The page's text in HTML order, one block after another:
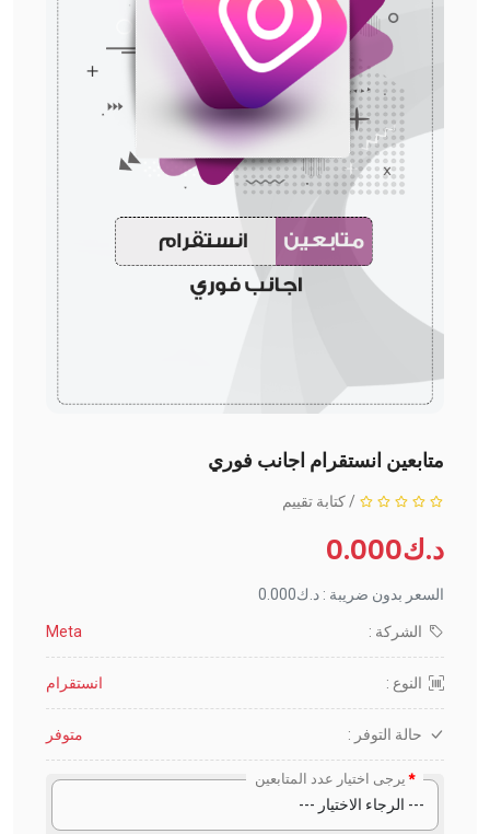
متابعين انستقرام اجانب فوري
/كتابة تقييم
د.ك0.000
السعر بدون ضريبة : د.ك0.000
الشركة : Meta
النوع : انستقرام
حالة التوفر : متوفر
يرجى اختيار عدد المتابعين